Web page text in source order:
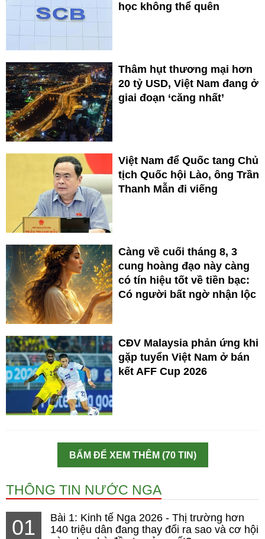
học không thể quên
Thâm hụt thương mại hơn
20 tỷ USD, Việt Nam đang ở
giai đoạn ‘căng nhất’
Việt Nam để Quốc tang Chủ
tịch Quốc hội Lào, ông Trần
Thanh Mẫn đi viếng
Càng về cuối tháng 8, 3
cung hoàng đạo này càng
có tín hiệu tốt về tiền bạc:
Có người bất ngờ nhận lộc
CĐV Malaysia phản ứng khi
gặp tuyển Việt Nam ở bán
kết AFF Cup 2026
BẤM ĐỂ XEM THÊM (70 TIN)
THÔNG TIN NƯỚC NGA
01
Bài 1: Kinh tế Nga 2026 - Thị trường hơn
140 triệu dân đang thay đổi ra sao và cơ hội